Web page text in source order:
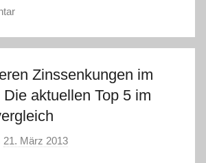
Zinssenkungen im
aktuellen Top 5 im
21. März 2013